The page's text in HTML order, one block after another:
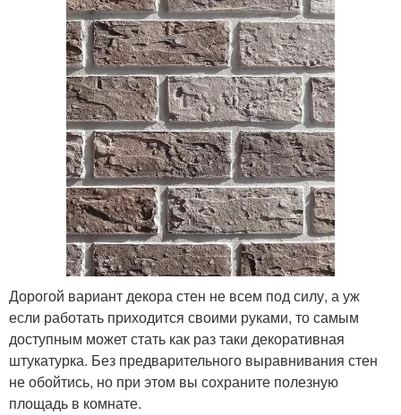
Дорогой вариант декора стен не всем под силу, а уж
если работать приходится своими руками, то самым
доступным может стать как раз таки декоративная
штукатурка. Без предварительного выравнивания стен
не обойтись, но при этом вы сохраните полезную
площадь в комнате.